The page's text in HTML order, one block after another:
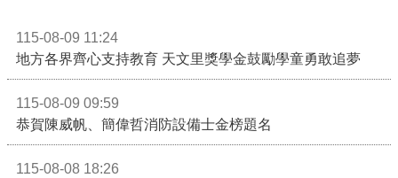
115-08-09 11:24
地方各界齊心支持教育 天文里獎學金鼓勵學童勇敢追夢
115-08-09 09:59
恭賀陳威帆、簡偉哲消防設備士金榜題名
115-08-08 18:26